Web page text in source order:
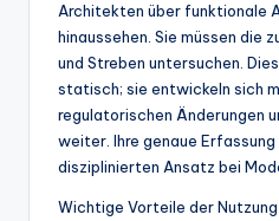
Architekten über funktionale
hinaussehen. Sie müssen die
und Streben untersuchen.
statisch; sie entwickeln sich
regulatorischen Änderungen
weiter. Ihre genaue
disziplinierten Ansatz bei
Wichtige Vorteile der